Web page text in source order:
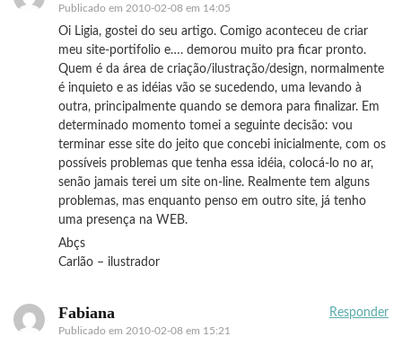
Publicado em 2010-02-08 em 14:05
Oi Ligia, gostei do seu artigo. Comigo aconteceu de criar
meu site-portifolio e…. demorou muito pra ficar pronto.
Quem é da área de criação/ilustração/design, normalmente
é inquieto e as idéias vão se sucedendo, uma levando à
outra, principalmente quando se demora para finalizar. Em
determinado momento tomei a seguinte decisão: vou
terminar esse site do jeito que concebi inicialmente, com os
possíveis problemas que tenha essa idéia, colocá-lo no ar,
senão jamais terei um site on-line. Realmente tem alguns
problemas, mas enquanto penso em outro site, já tenho
uma presença na WEB.
Abçs
Carlão – ilustrador
Fabiana
Publicado em 2010-02-08 em 15:21
Responder